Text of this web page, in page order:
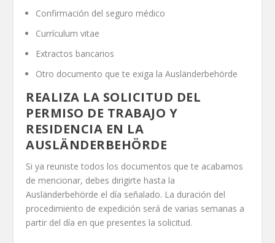
Confirmación del seguro médico
Currículum vitae
Extractos bancarios
Otro documento que te exiga la Ausländerbehörde
REALIZA LA SOLICITUD DEL
PERMISO DE TRABAJO Y
RESIDENCIA EN LA
AUSLÄNDERBEHÖRDE
Si ya reuniste todos los documentos que te acabamos
de mencionar, debes dirigirte hasta la
Ausländerbehörde el día señalado. La duración del
procedimiento de expedición será de varias semanas a
partir del día en que presentes la solicitud.